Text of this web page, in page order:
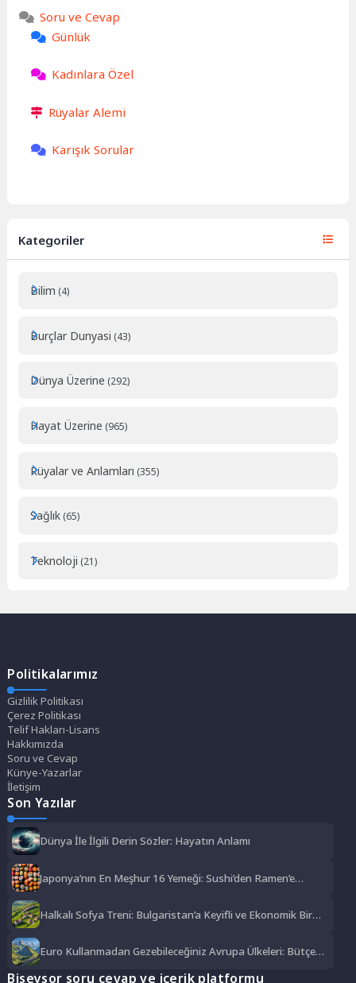
Soru ve Cevap
Günlük
Kadınlara Özel
Rüyalar Alemi
Karışık Sorular
Kategoriler
Bilim (4)
Burçlar Dunyasi (43)
Dünya Üzerine (292)
Hayat Üzerine (965)
Rüyalar ve Anlamları (355)
Sağlık (65)
Teknoloji (21)
Politikalarımız
Gizlilik Politikası
Çerez Politikası
Telif Hakları-Lisans
Hakkımızda
Soru ve Cevap
Künye-Yazarlar
İletişim
Son Yazılar
Dünya İle İlgili Derin Sözler: Hayatın Anlamı
Japonya’nın En Meşhur 16 Yemeği: Sushi’den Ramen’e
Halkalı Sofya Treni: Bulgaristan’a Keyifli ve Ekonomik Bir
Euro Kullanmadan Gezebileceğiniz Avrupa Ülkeleri: Bütçe
Biseysor soru cevap ve içerik platformu